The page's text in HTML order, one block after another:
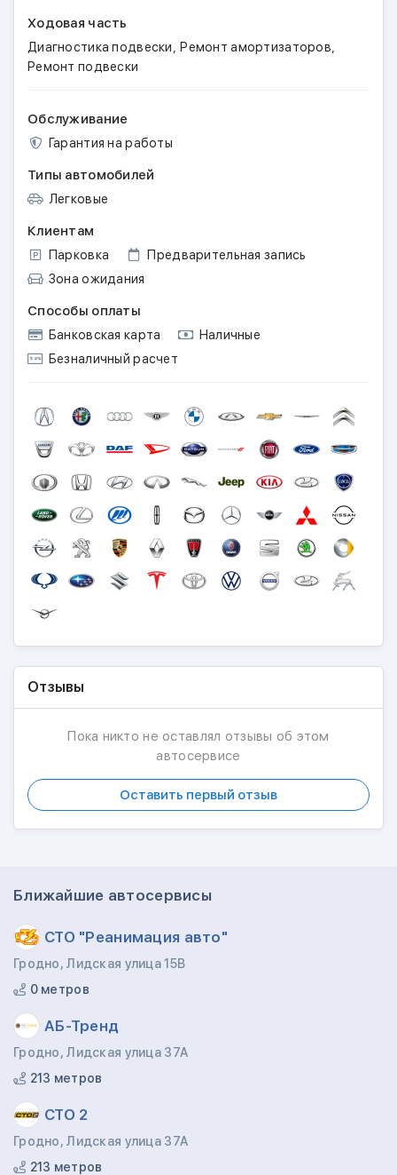
Ходовая часть
Диагностика подвески,Ремонт амортизаторов,
Ремонт подвески
Обслуживание
Гарантия на работы
Типы автомобилей
Легковые
Клиентам
Парковка
Предварительная запись
Зона ожидания
Способы оплаты
Банковская карта
Наличные
Безналичный расчет
Отзывы
Пока никто не оставлял отзывы об этом
автосервисе
Оставить первый отзыв
Ближайшие автосервисы
СТО "Реанимация авто"
Гродно, Лидская улица 15В
0 метров
АБ-Тренд
Гродно, Лидская улица 37А
213 метров
СТО 2
Гродно, Лидская улица 37А
213 метров